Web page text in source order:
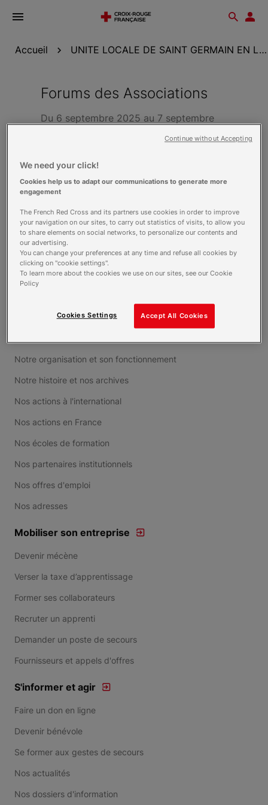
Ouvrir
Accueil UNITE LOCALE DE SAINT GERMAIN EN LAYE
Forums des Associations
Du 6 septembre 2025 au 7 septembre
La Croix-Rouge sera présente aux forums de St
Germain, Marly, Le Pecq, le Port Marly,
nos activités. Venez nous voir!
Découvrir
Notre organisation et son fonctionnement
Notre histoire et nos archives
Nos actions à l'international
Nos actions en France
Nos écoles de formation
Nos partenaires institutionnels
Nos offres d'emploi
Nos adresses
Mobiliser son entreprise
Devenir mécène
Verser la taxe d’apprentissage
Former ses collaborateurs
Recruter un apprenti
Demander un poste de secours
Fournisseurs et appels d'offres
S'informer et agir
Faire un don en ligne
Devenir bénévole
Se former aux gestes de secours
Nos actualités
Nos dossiers d'information
We need your click!
Cookies help us to adapt our communications to generate more
engagement
The French Red Cross and its partners use cookies in order to improve
your navigation on our sites, to carry out statistics of visits, to allow you
to share elements on social networks, to personalize our contents and
our advertising.
You can change your preferences at any time and refuse all cookies by
clicking on "cookie settings".
To learn more about the cookies we use on our sites, see our Cookie
Policy
Accept All Cookies
Cookies Settings
Continue without Accepting